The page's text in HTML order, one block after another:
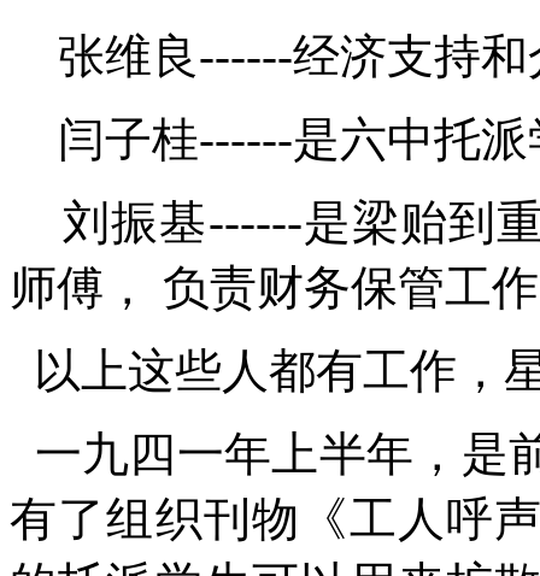
张维良------经济支持
闫子桂------是六中托
刘振基------是梁贻到
师傅，
负责财务保管工
以上这些人都有工作，
一九四一年上半年，是
有了组织刊物《工人呼